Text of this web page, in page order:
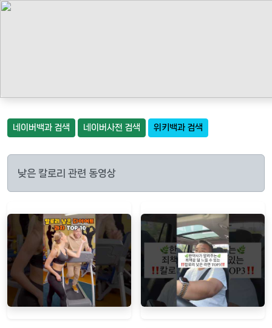
네이버백과 검색 네이버사전 검색 위키백과 검색
낮은 칼로리 관련 동영상